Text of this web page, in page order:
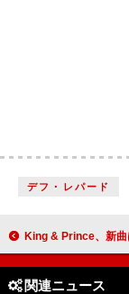
デフ・レパード
King & Prince、新曲は永瀬廉×吉川愛W主演映画『鬼の
関連ニュース